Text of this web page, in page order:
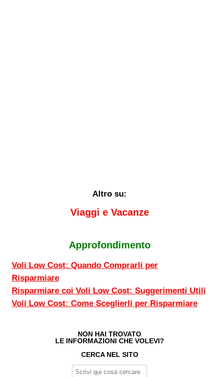
Altro su:
Viaggi e Vacanze
Approfondimento
Voli Low Cost: Quando Comprarli per
Risparmiare
Risparmiare coi Voli Low Cost: Suggerimenti Utili
Voli Low Cost: Come Sceglierli per Risparmiare
NON HAI TROVATO
LE INFORMAZIONI CHE VOLEVI?
CERCA NEL SITO